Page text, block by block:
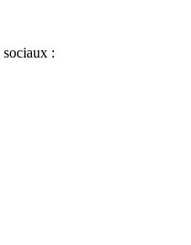
sociaux :